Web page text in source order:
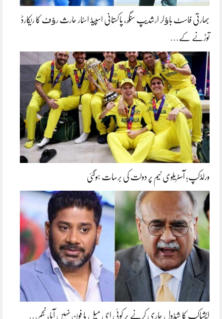
بھارتی فاسٹ باﺅلر ارشدیپ سنگھ، پاکستانی اسپیڈ اسٹار حارث رﺅف کا ریکارڈ
توڑنے کے…
ورلڈکپ؛ آسٹریلوی ٹیم پر دولت کی برسات ہوگئی
ایشیاکپ کا شیڈول جاری کرنے پر کوئی ای میل یا فون نہیں آیا، نجم…